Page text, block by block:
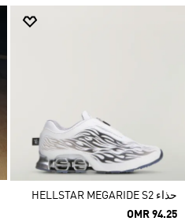
حذاء HELLSTAR MEGARIDE S2
OMR 94.25